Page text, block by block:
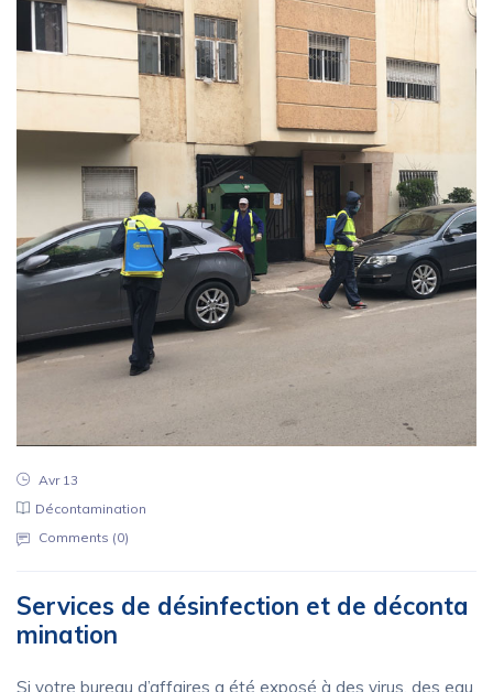
Avr 13
Décontamination
Comments (0)
Services de désinfection et de déconta
mination
Si votre bureau d’affaires a été exposé à des virus, des eau